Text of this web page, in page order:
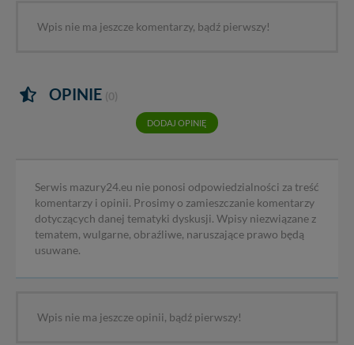
Wpis nie ma jeszcze komentarzy, bądź pierwszy!
OPINIE (0)
DODAJ OPINIĘ
Serwis mazury24.eu nie ponosi odpowiedzialności za treść
komentarzy i opinii. Prosimy o zamieszczanie komentarzy
dotyczących danej tematyki dyskusji. Wpisy niezwiązane z
tematem, wulgarne, obraźliwe, naruszające prawo będą
usuwane.
Wpis nie ma jeszcze opinii, bądź pierwszy!